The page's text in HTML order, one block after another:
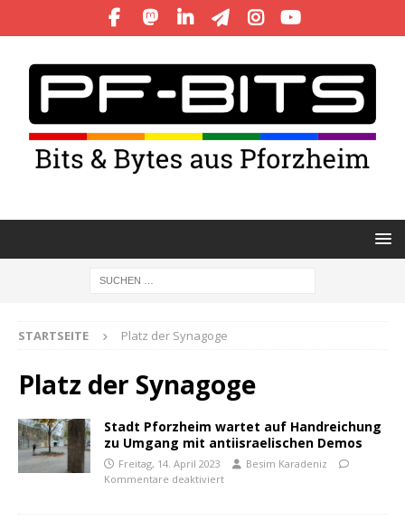
STARTSEITE Platz der Synagoge
Platz der Synagoge
Stadt Pforzheim wartet auf Handreichung
zu Umgang mit antiisraelischen Demos
Freitag, 14. April 2023
Besim Karadeniz
Kommentare deaktiviert